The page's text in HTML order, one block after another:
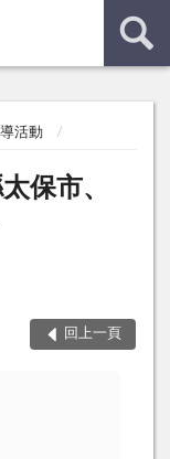
活動
保市、
回上一頁